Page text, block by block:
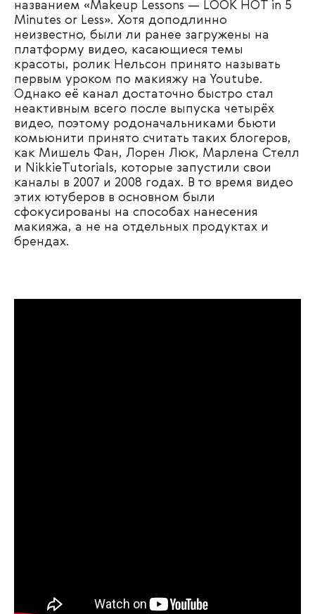
названием «Makeup Lessons — LOOK HOT in 5
Minutes or Less». Хотя доподлинно
неизвестно, были ли ранее загружены на
платформу видео, касающиеся темы
красоты, ролик Нельсон принято называть
первым уроком по макияжу на Youtube.
Однако её канал достаточно быстро стал
неактивным всего после выпуска четырёх
видео, поэтому родоначальниками бьюти
комьюнити принято считать таких блогеров,
как Мишель Фан, Лорен Люк, Марлена Стелл
и NikkieTutorials, которые запустили свои
каналы в 2007 и 2008 годах. В то время видео
этих ютуберов в основном были
сфокусированы на способах нанесения
макияжа, а не на отдельных продуктах и ​​
брендах.